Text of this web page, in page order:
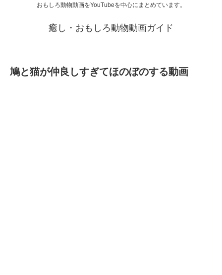
おもしろ動物動画をYouTubeを中心にまとめています。
癒し・おもしろ動物動画ガイド
鳩と猫が仲良しすぎてほのぼのする動画